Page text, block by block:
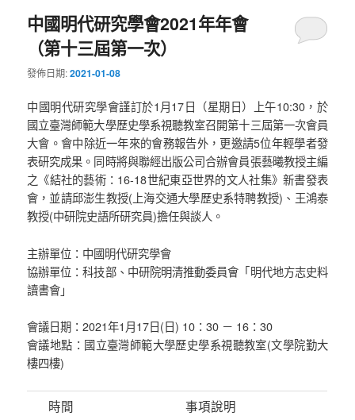
中國明代研究學會2021年年會
（第十三屆第一次）
發佈日期:2021-01-08
中國明代研究學會謹訂於1月17日（星期日）上午10:30，於
國立臺灣師範大學歷史學系視聽教室召開第十三屆第一次會員
大會。會中除近一年來的會務報告外，更邀請5位年輕學者發
表研究成果。同時將與聯經出版公司合辦會員張藝曦教授主編
之《結社的藝術：16-18世紀東亞世界的文人社集》新書發表
會，並請邱澎生教授(上海交通大學歷史系特聘教授)、王鴻泰
教授(中研院史語所研究員)擔任與談人。
主辦單位：中國明代研究學會
協辦單位：科技部、中研院明清推動委員會「明代地方志史料
讀書會」
會議日期：2021年1月17日(日) 10：30 － 16：30
會議地點：國立臺灣師範大學歷史學系視聽教室(文學院勤大
樓四樓)
時間 事項說明